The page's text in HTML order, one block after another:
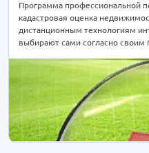
Программа профессиональной
кадастровая оценка
дистанционным технологиям
выбирают сами согласно
2 РАЗА! Подробности
нам заявку для консультации.